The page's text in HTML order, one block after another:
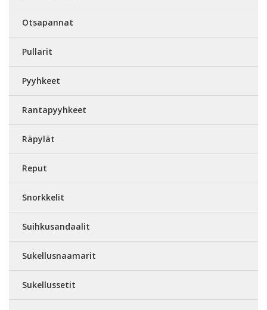
Otsapannat
Pullarit
Pyyhkeet
Rantapyyhkeet
Räpylät
Reput
Snorkkelit
Suihkusandaalit
Sukellusnaamarit
Sukellussetit